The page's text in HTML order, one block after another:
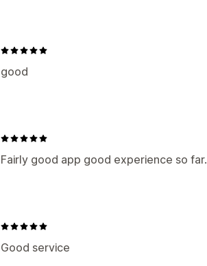
good
Fairly good app good experience so far.
Good service